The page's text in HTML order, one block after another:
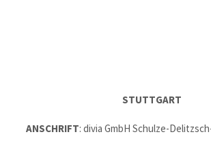
STUTTGART
ANSCHRIFT: divia GmbH Schulze-